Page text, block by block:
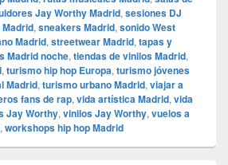
Jay Worthy Madrid, sesiones DJ
, sneakers Madrid, sonido West
Madrid, streetwear Madrid, tapas y
Madrid noche, tiendas de vinilos Madrid,
, turismo hip hop Europa, turismo jóvenes
Madrid, turismo urbano Madrid, viajar a
fans de rap, vida artística Madrid, vida
Jay Worthy, vinilos Jay Worthy, vuelos a
, workshops hip hop Madrid